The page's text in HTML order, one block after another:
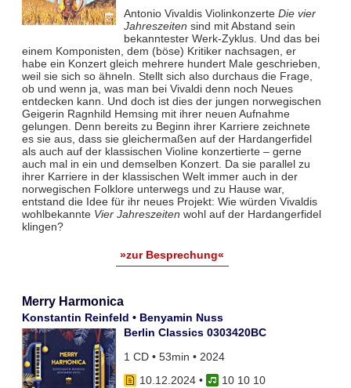
Antonio Vivaldis Violinkonzerte Die vier
Jahreszeiten sind mit Abstand sein
bekanntester Werk-Zyklus. Und das bei
einem Komponisten, dem (böse) Kritiker nachsagen, er
habe ein Konzert gleich mehrere hundert Male geschrieben,
weil sie sich so ähneln. Stellt sich also durchaus die Frage,
ob und wenn ja, was man bei Vivaldi denn noch Neues
entdecken kann. Und doch ist dies der jungen norwegischen
Geigerin Ragnhild Hemsing mit ihrer neuen Aufnahme
gelungen. Denn bereits zu Beginn ihrer Karriere zeichnete
es sie aus, dass sie gleichermaßen auf der Hardangerfidel
als auch auf der klassischen Violine konzertierte – gerne
auch mal in ein und demselben Konzert. Da sie parallel zu
ihrer Karriere in der klassischen Welt immer auch in der
norwegischen Folklore unterwegs und zu Hause war,
entstand die Idee für ihr neues Projekt: Wie würden Vivaldis
wohlbekannte Vier Jahreszeiten wohl auf der Hardangerfidel
klingen?
»zur Besprechung«
Merry Harmonica
Konstantin Reinfeld • Benyamin Nuss
Berlin Classics 0303420BC
1 CD • 53min • 2024
10.12.2024•
10 10 10